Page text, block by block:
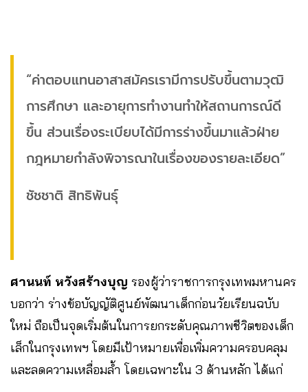
“ค่าตอบแทนอาสาสมัครเรามีการปรับขึ้นตามวุฒิ
การศึกษา และอายุการทำงานทำให้สถานการณ์ดี
ขึ้น ส่วนเรื่องระเบียบได้มีการร่างขึ้นมาแล้วฝ่าย
กฎหมายกำลังพิจารณาในเรื่องของรายละเอียด”
ชัชชาติ สิทธิพันธุ์
ศานนท์ หวังสร้างบุญ รองผู้ว่าราชการกรุงเทพมหานคร
บอกว่า ร่างข้อบัญญัติศูนย์พัฒนาเด็กก่อนวัยเรียนฉบับ
ใหม่ ถือเป็นจุดเริ่มต้นในการยกระดับคุณภาพชีวิตของเด็ก
เล็กในกรุงเทพฯ โดยมีเป้าหมายเพื่อเพิ่มความครอบคลุม
และลดความเหลื่อมล้ำ โดยเฉพาะใน 3 ด้านหลัก ได้แก่